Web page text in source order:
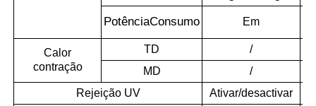
PotênciaConsumo Em
Calor
contração
TD
/
MD
/
Rejeição UV
Ativar/desactivar